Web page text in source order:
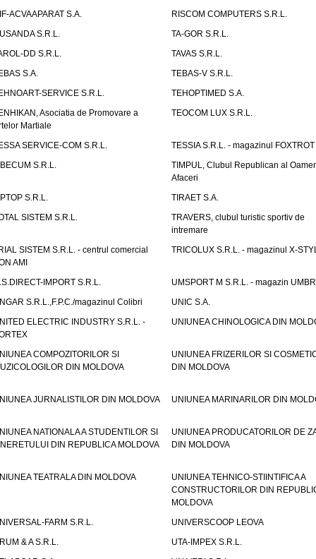
ACVAAPARAT S.A.
RISCOM COMPUTERS S.R.L.
S.R.L.
TA-GOR S.R.L.
DD S.R.L.
TAVAS S.R.L.
S.A.
TEBAS-V S.R.L.
SERVICE S.R.L.
TEHOPTIMED S.A.
Asociatia de Promovare a
Martiale
TEOCOM LUX S.R.L.
SERVICE-COM S.R.L.
TESSIA S.R.L. - magazinul FOXTROT
S.R.L.
TIMPUL, Clubul Republican al
Afaceri
S.R.L.
TIRAET S.A.
SISTEM S.R.L.
TRAVERS, clubul turistic sportiv de
intremare
SISTEM S.R.L. - centrul comercial
AMI
TRICOLUX S.R.L. - magazinul X-
IMPORT S.R.L.
UMSPORT M S.R.L. - magazin
S.R.L.,F.P.C./magazinul Colibri
UNIC S.A.
ELECTRIC INDUSTRY S.R.L. -
UNIUNEA CHINOLOGICA DIN
COMPOZITORILOR SI
DIN MOLDOVA
UNIUNEA FRIZERILOR SI
DIN MOLDOVA
JURNALISTILOR DIN MOLDOVA UNIUNEA MARINARILOR DIN
NATIONALA A STUDENTILOR SI
DIN REPUBLICA MOLDOVA
UNIUNEA PRODUCATORILOR DE
DIN MOLDOVA
TEATRALA DIN MOLDOVA
UNIUNEA TEHNICO-STIINTIFICA A
CONSTRUCTORILOR DIN
MOLDOVA
FARM S.R.L.
UNIVERSCOOP LEOVA
& A S.R.L.
UTA-IMPEX S.R.L.